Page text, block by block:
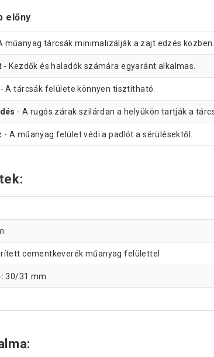
előny
műanyag tárcsák minimalizálják a zajt edzés közben.
- Kezdők és haladók számára egyaránt alkalmas.
- A tárcsák felülete könnyen tisztítható.
- A rugós zárak szilárdan a helyükön tartják a
- A műanyag felület védi a padlót a sérülésektől.
cementkeverék műanyag felülettel
30/31 mm